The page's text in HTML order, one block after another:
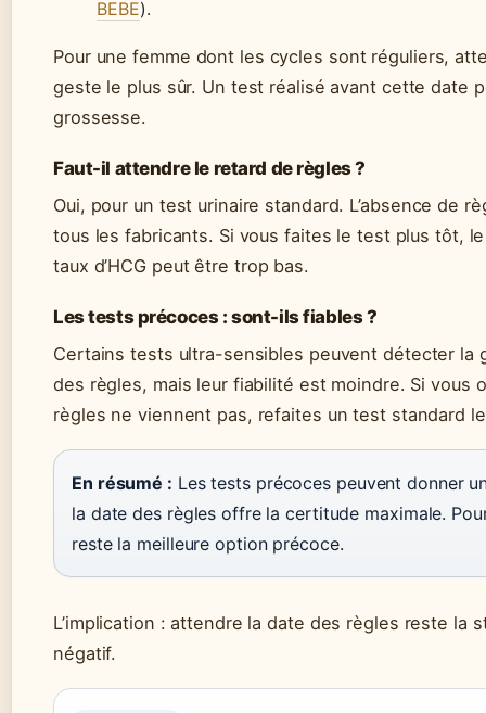
BEBE).
Pour une femme dont les cycles sont réguliers,
geste le plus sûr. Un test réalisé avant cette date
grossesse.
Faut-il attendre le retard de règles ?
Oui, pour un test urinaire standard. L’absence de
tous les fabricants. Si vous faites le test plus tôt,
taux d’HCG peut être trop bas.
Les tests précoces : sont-ils fiables ?
Certains tests ultra-sensibles peuvent détecter la
des règles, mais leur fiabilité est moindre. Si vous
règles ne viennent pas, refaites un test standard
En résumé : Les tests précoces peuvent donner
la date des règles offre la certitude maximale.
reste la meilleure option précoce.
L’implication : attendre la date des règles reste la
négatif.